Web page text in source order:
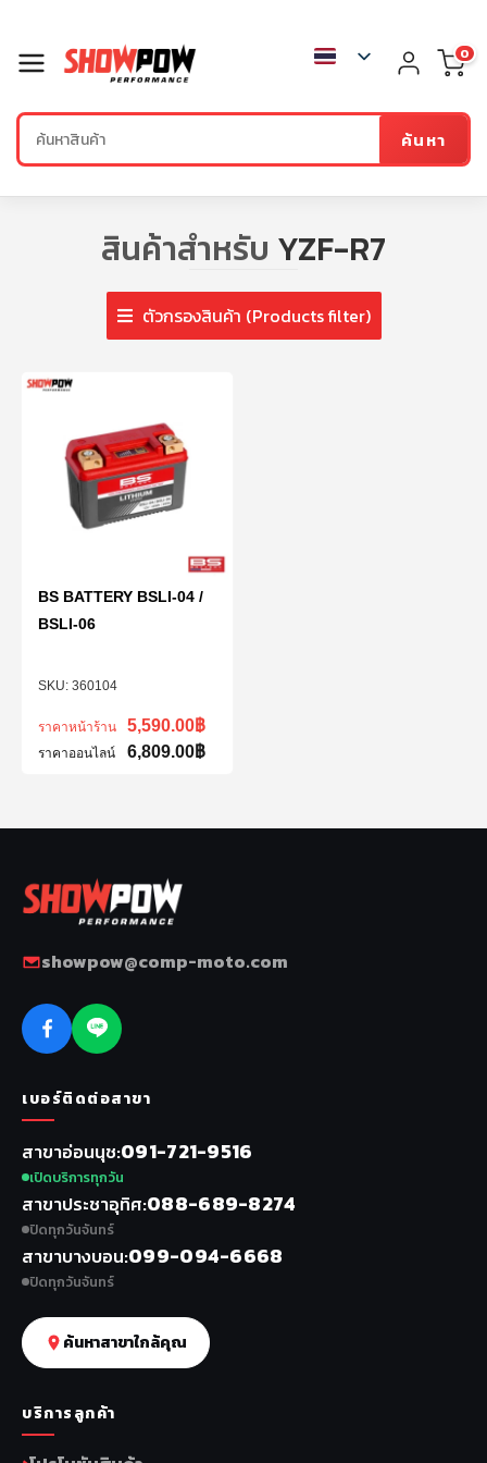
ค้นหา
0
สินค้าสำหรับ YZF-R7
ตัวกรองสินค้า (Products filter)
360104
BS BATTERY BSLI-04 /
BSLI-06
ราคาหน้าร้าน 5,590.00฿
ราคาออนไลน์ 6,809.00฿
showpow@comp-moto.com
เบอร์ติดต่อสาขา
สาขาอ่อนนุช 091-721-9516
เปิดบริการทุกวัน
สาขาประชาอุทิศ 088-689-8274
ปิดทุกวันจันทร์
สาขาบางบอน 099-094-6668
ปิดทุกวันจันทร์
ค้นหาสาขาใกล้คุณ
บริการลูกค้า